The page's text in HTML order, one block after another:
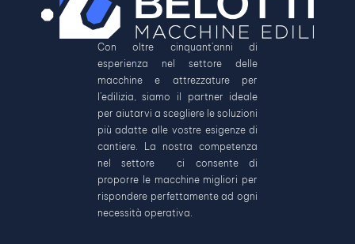
Con oltre cinquant’anni di
esperienza nel settore delle
macchine e attrezzature per
l’edilizia, siamo il partner ideale
per aiutarvi a scegliere le soluzioni
più adatte alle vostre esigenze di
cantiere. La nostra competenza
nel settore ci consente di
proporre le macchine migliori per
rispondere perfettamente ad ogni
necessità operativa.